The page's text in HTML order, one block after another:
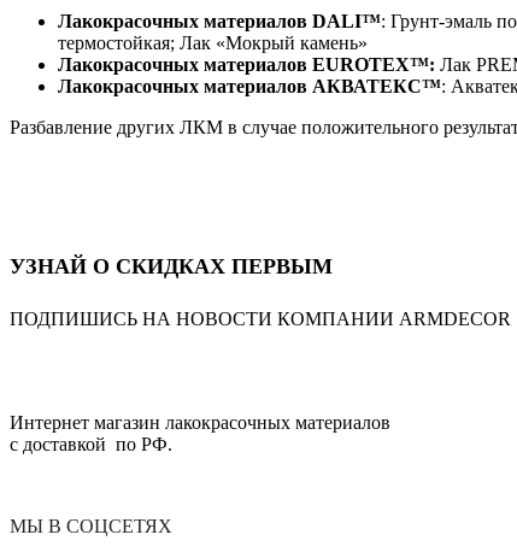
Лакокрасочных материалов DALI™: Грунт-эмаль
термостойкая; Лак «Мокрый камень»
Лакокрасочных материалов EUROTEX™: Лак
Лакокрасочных материалов АКВАТЕКС™:
Разбавление других ЛКМ в случае положительного
УЗНАЙ О СКИДКАХ ПЕРВЫМ
ПОДПИШИСЬ НА НОВОСТИ КОМПАНИИ ARMDECOR
Интернет магазин лакокрасочных материалов
с доставкой по РФ.
МЫ В СОЦСЕТЯХ